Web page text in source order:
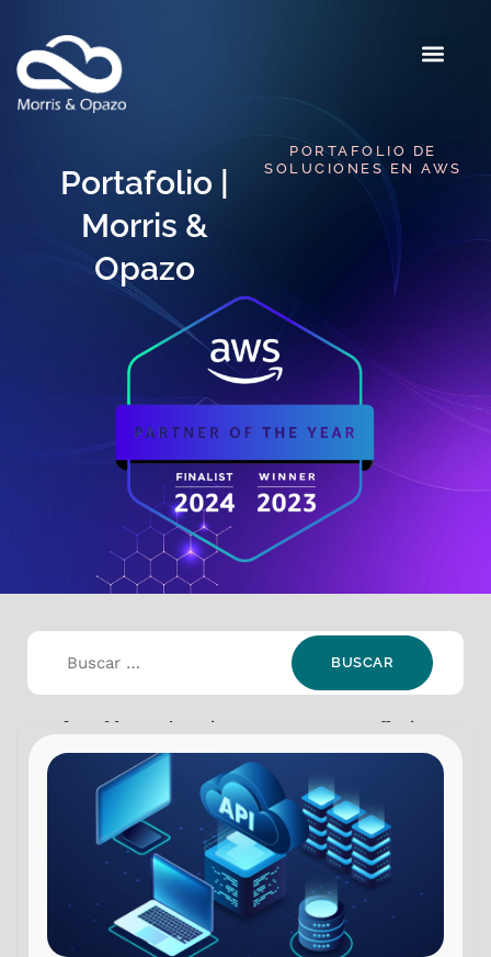
Portafolio |
Morris &
Opazo​
PORTAFOLIO DE
SOLUCIONES EN AWS​
Selección:Industria: Government,Offering:
Application Modernization